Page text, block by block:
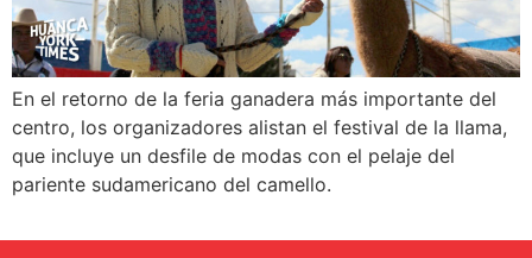
En el retorno de la feria ganadera más importante del
centro, los organizadores alistan el festival de la llama,
que incluye un desfile de modas con el pelaje del
pariente sudamericano del camello.